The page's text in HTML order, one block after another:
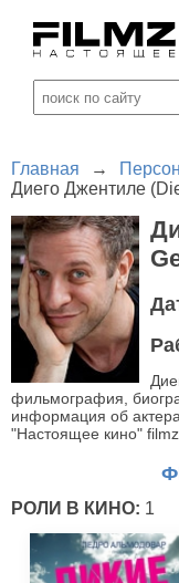
Главная →
Диего Джентиле
фильмография,
информация об
"Настоящее кино"
РОЛИ В КИНО: 1